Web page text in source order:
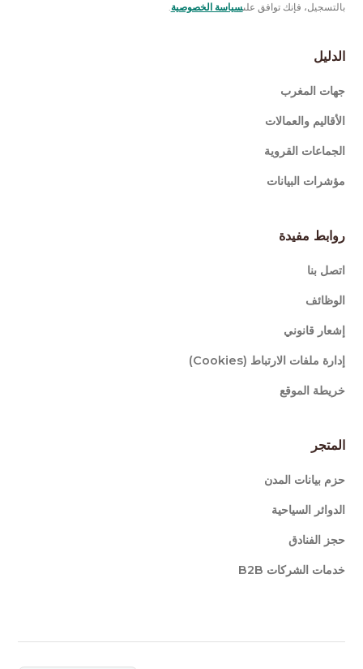
بالتسجيل، فإنك توافق علىسياسة الخصوصية.
الدليل
جهات المغرب
الأقاليم والعمالات
الجماعات القروية
مؤشرات البيانات
روابط مفيدة
اتصل بنا
الوظائف
إشعار قانوني
إدارة ملفات الارتباط (Cookies)
خريطة الموقع
المتجر
حزم بيانات المدن
الدوائر السياحية
حجز الفنادق
خدمات الشركات B2B